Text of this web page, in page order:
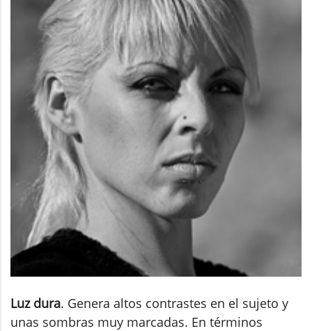
Luz dura. Genera altos contrastes en el sujeto y
unas sombras muy marcadas. En términos